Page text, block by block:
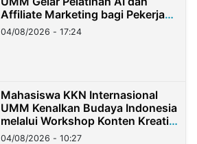
Affiliate Marketing bagi Pekerja
Migran Indonesia di Taiwan
04/08/2026 - 17:24
Mahasiswa KKN Internasional
UMM Kenalkan Budaya Indonesia
melalui Workshop Konten Kreatif
di Taiwan
04/08/2026 - 10:27